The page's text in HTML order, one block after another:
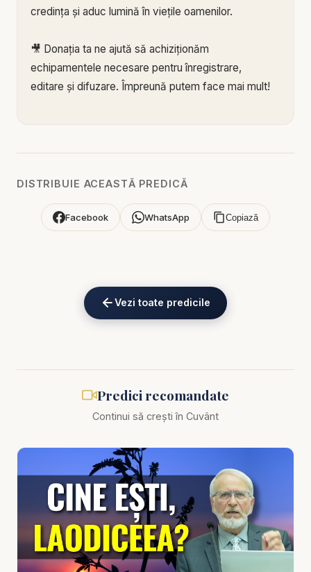
credința și aduc lumină în viețile oamenilor.
🎥 Donația ta ne ajută să achiziționăm
echipamentele necesare pentru înregistrare,
editare și difuzare. Împreună putem face mai mult!
🌐 Sau pe:https://BIBLIAZILNICA.RO
Alătură-te acestui canal pentru a primi acces la
Biblia zilnică: Ascultă Biblia într-un an pe
omenirii - predici creștine
Istoria omenirii nu se desfășoară la întâmplare și nu
înaintează fără sens. Dincolo de evenimente,
imperii, conflicte, sisteme și schimbări care par
uneori haotice, Biblia arată că lumea se îndreaptă
DISTRIBUIE ACEASTĂ PREDICĂ
Facebook WhatsApp Copiază
Vezi toate predicile
Predici recomandate
Continui să crești în Cuvânt